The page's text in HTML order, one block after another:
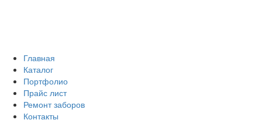
Главная
Каталог
Портфолио
Прайс лист
Ремонт заборов
Контакты